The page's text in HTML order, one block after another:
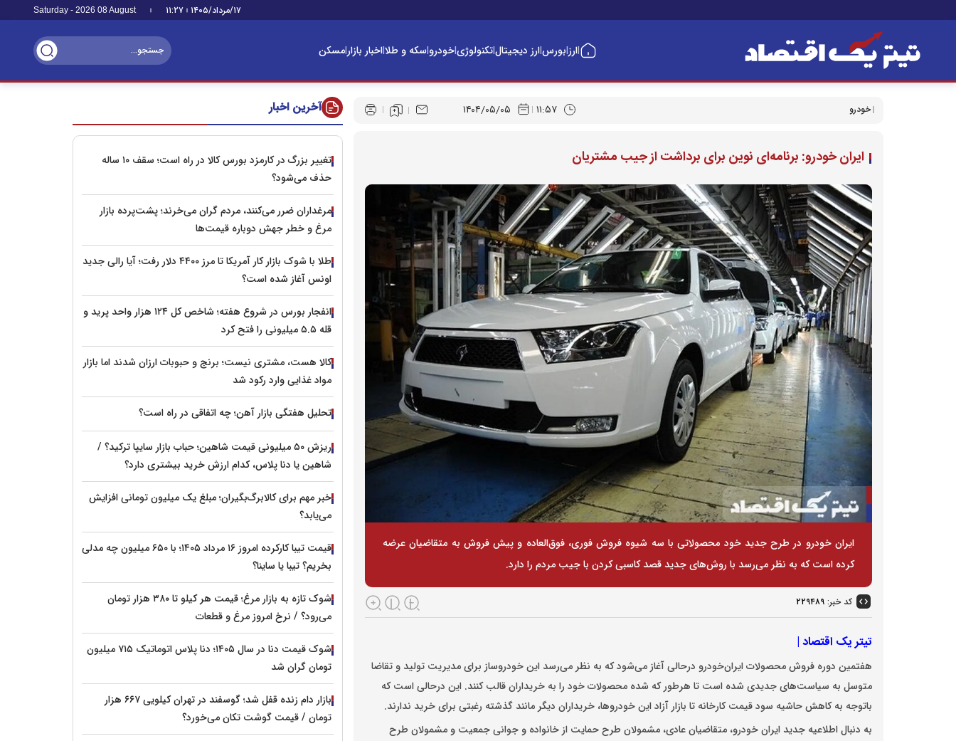
۱۷/مرداد/۱۴۰۵ ۱۱:۲۷ Saturday - 2026 08 August
|ارز|بورس|ارز دیجیتال|تکنولوژی|خودرو|سکه و طلا|اخبار بازار|مسکن
خودرو ۱۴۰۴/۰۵/۰۵ ۱۱:۵۷
ایران خودرو: برنامه‌ای نوین برای برداشت از جیب مشتریان
ایران خودرو در طرح جدید خود محصولاتی با سه شیوه فروش فوری، فوق‌العاده و پیش فروش به متقاضیان عرضه
کرده است که به نظر می‌رسد با روش‌های جدید قصد کاسبی کردن با جیب مردم را دارد.
کد خبر: ۲۲۹۴۸۹
تیتر یک اقتصاد |
هفتمین دوره فروش محصولات ایران‌خودرو درحالی آغاز می‌شود که به نظر می‌رسد این خودروساز برای مدیریت تولید و تقاضا
متوسل به سیاست‌های جدیدی شده است تا هرطور که شده محصولات خود را به خریداران قالب کنند. این درحالی است که
باتوجه به کاهش حاشیه سود قیمت کارخانه تا بازار آزاد این خودرو‌ها، خریداران دیگر مانند گذشته رغبتی برای خرید ندارند.
به دنبال اطلاعیه جدید ایران خودرو، متقاضیان عادی، مشمولان طرح حمایت از خانواده و جوانی جمعیت و مشمولان طرح
آخرین اخبار
تغییر بزرگ در کارمزد بورس کالا در راه است؛ سقف ۱۰ ساله
حذف می‌شود؟
مرغداران ضرر می‌کنند، مردم گران می‌خرند؛ پشت‌پرده بازار
مرغ و خطر جهش دوباره قیمت‌ها
طلا با شوک بازار کار آمریکا تا مرز ۴۴۰۰ دلار رفت؛ آیا رالی جدید
اونس آغاز شده است؟
انفجار بورس در شروع هفته؛ شاخص کل ۱۲۴ هزار واحد پرید و
قله ۵.۵ میلیونی را فتح کرد
کالا هست، مشتری نیست؛ برنج و حبوبات ارزان شدند اما بازار
مواد غذایی وارد رکود شد
تحلیل هفتگی بازار آهن؛ چه اتفاقی در راه است؟
ریزش ۵۰ میلیونی قیمت شاهین؛ حباب بازار سایپا ترکید؟ /
شاهین یا دنا پلاس، کدام ارزش خرید بیشتری دارد؟
خبر مهم برای کالابرگ‌بگیران؛ مبلغ یک میلیون تومانی افزایش
می‌یابد؟
قیمت تیبا کارکرده امروز ۱۶ مرداد ۱۴۰۵؛ با ۶۵۰ میلیون چه مدلی
بخریم؟ تیبا یا ساینا؟
شوک تازه به بازار مرغ؛ قیمت هر کیلو تا ۳۸۰ هزار تومان
می‌رود؟ / نرخ امروز مرغ و قطعات
شوک قیمت دنا در سال ۱۴۰۵؛ دنا پلاس اتوماتیک ۷۱۵ میلیون
تومان گران شد
بازار دام زنده قفل شد؛ گوسفند در تهران کیلویی ۶۶۷ هزار
تومان / قیمت گوشت تکان می‌خورد؟